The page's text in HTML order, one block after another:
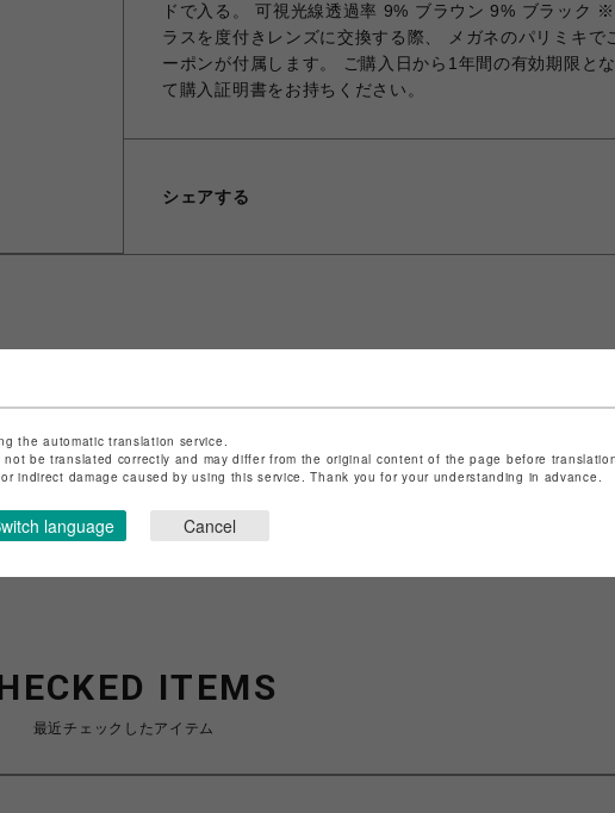
ドで入る。 可視光線透過率 9% ブラウン 9% ブラック
ラスを度付きレンズに交換する際、 メガネのパリミキで
ーポンが付属します。 ご購入日から1年間の有効期限と
て購入証明書をお持ちください。
シェアする
PARCO
に基づく表記はこちら
ITEMS
最近チェックしたアイテム
the automatic translation service.
be translated correctly and may differ from the original content of the page before
indirect damage caused by using this service. Thank you for your understanding in advance.
language Cancel